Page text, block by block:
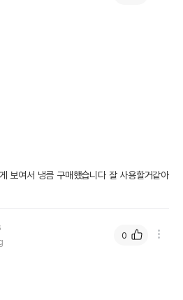
보여서 냉큼 구매했습니다 잘 사용할거같아
0